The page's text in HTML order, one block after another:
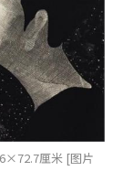
厘米 [图片